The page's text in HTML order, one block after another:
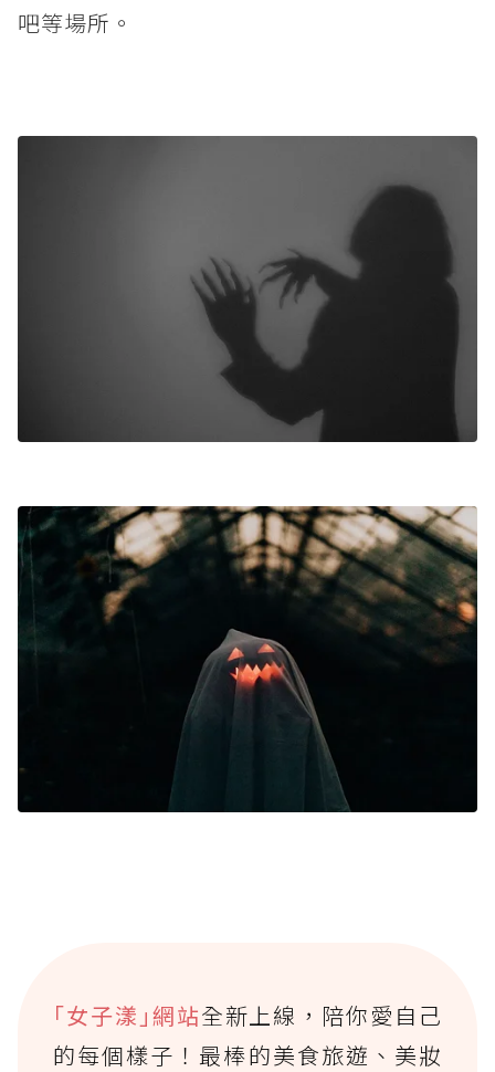
吧等場所。
｢女子漾｣網站全新上線，陪你愛自己
的每個樣子！最棒的美食旅遊、美妝